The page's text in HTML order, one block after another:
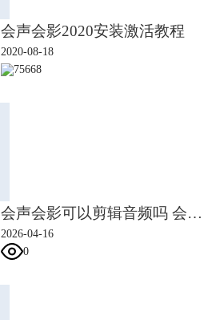
会声会影2020安装激活教程
2020-08-18
75668
会声会影可以剪辑音频吗 会声会影可以转换视频格式吗
2026-04-16
0